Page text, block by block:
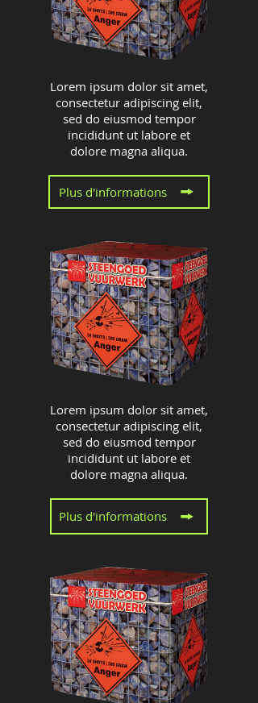
Lorem ipsum dolor sit amet,
consectetur adipiscing elit,
sed do eiusmod tempor
incididunt ut labore et
dolore magna aliqua.
Plus d'informations
Lorem ipsum dolor sit amet,
consectetur adipiscing elit,
sed do eiusmod tempor
incididunt ut labore et
dolore magna aliqua.
Plus d'informations